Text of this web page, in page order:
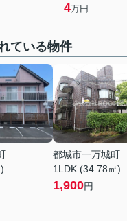
4万円
ている物件
都城市一万城町
1LDK (34.78㎡)
1,900円